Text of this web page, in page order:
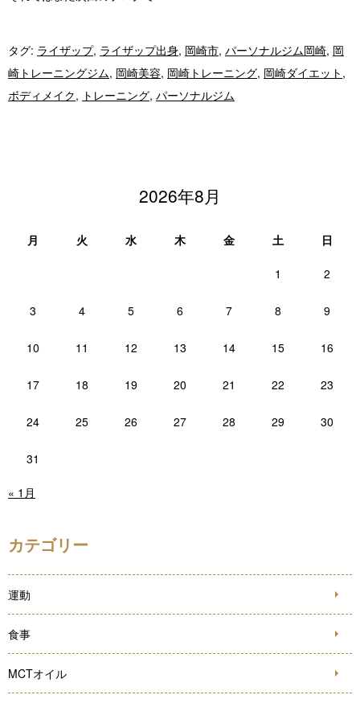
タグ: ライザップ, ライザップ出身, 岡崎市, パーソナルジム岡崎, 岡
崎トレーニングジム, 岡崎美容, 岡崎トレーニング, 岡崎ダイエット ,
ボディメイク, トレーニング, パーソナルジム
2026年8月
月 火 水 木 金 土 日
1 2
3 4 5 6 7 8 9
10 11 12 13 14 15 16
17 18 19 20 21 22 23
24 25 26 27 28 29 30
31
« 1月
カテゴリー
運動
食事
MCTオイル